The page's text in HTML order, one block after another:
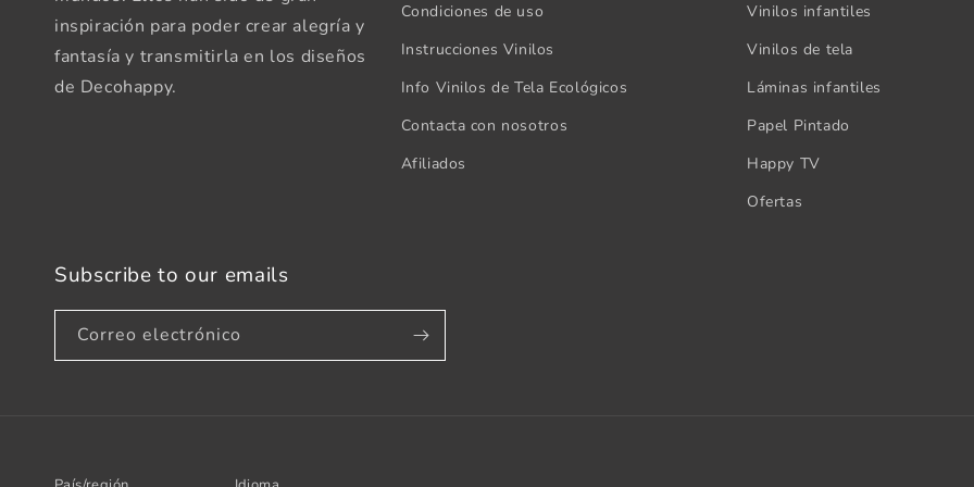
inspiración para poder crear alegría y
fantasía y transmitirla en los diseños
de Decohappy.
Condiciones de uso
Instrucciones Vinilos
Info Vinilos de Tela Ecológicos
Contacta con nosotros
Afiliados
Vinilos infantiles
Vinilos de tela
Láminas infantiles
Papel Pintado
Happy TV
Ofertas
Subscribe to our emails
Correo electrónico